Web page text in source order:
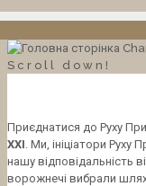
Scroll down!
Приєднатися до Руху
ХХІ. Ми, ініціатори Руху
нашу відповідальність
ворожнечі вибрали